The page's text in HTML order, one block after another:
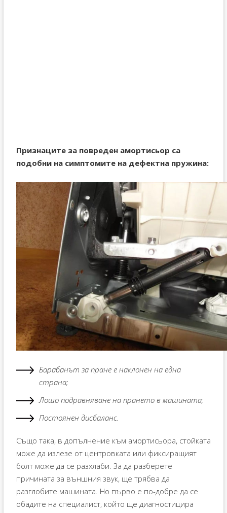
Признаците за повреден амортисьор са
подобни на симптомите на дефектна пружина:
Барабанът за пране е наклонен на една
страна;
Лошо подравняване на прането в машината;
Постоянен дисбаланс.
Също така, в допълнение към амортисьора, стойката
може да излезе от центровката или фиксиращият
болт може да се разхлаби. За да разберете
причината за външния звук, ще трябва да
разглобите машината. Но първо е по-добре да се
обадите на специалист, който ще диагностицира